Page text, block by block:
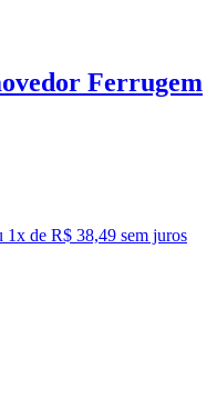
Ferrugem
1x de R$ 38,49 sem juros